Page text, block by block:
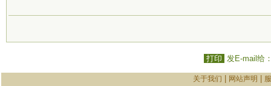
打印 发E-mail给
关于我们 网站声明